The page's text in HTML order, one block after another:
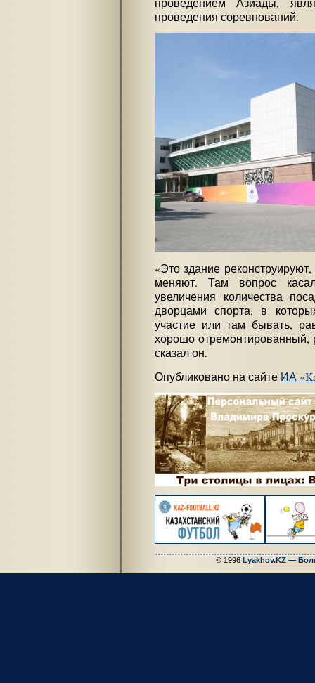
проведения соревнований.
«Это здание
меняют. Там вопрос
увеличения количества
дворцами спорта, в
участие или там бывать,
хорошо отремонтированный,
сказал он.
Опубликовано на сайте ИА
© 1996 Lyakhov.KZ —